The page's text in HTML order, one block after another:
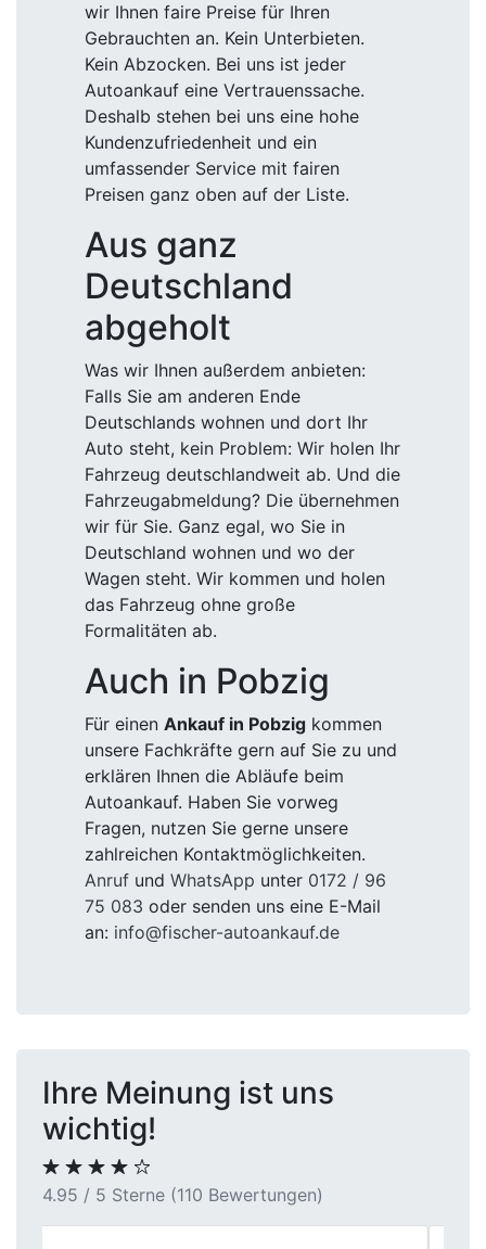
wir Ihnen faire Preise für Ihren
Gebrauchten an. Kein Unterbieten.
Kein Abzocken. Bei uns ist jeder
Autoankauf eine Vertrauenssache.
Deshalb stehen bei uns eine hohe
Kundenzufriedenheit und ein
umfassender Service mit fairen
Preisen ganz oben auf der Liste.
Aus ganz
Deutschland
abgeholt
Was wir Ihnen außerdem anbieten:
Falls Sie am anderen Ende
Deutschlands wohnen und dort Ihr
Auto steht, kein Problem: Wir holen Ihr
Fahrzeug deutschlandweit ab. Und die
Fahrzeugabmeldung? Die übernehmen
wir für Sie. Ganz egal, wo Sie in
Deutschland wohnen und wo der
Wagen steht. Wir kommen und holen
das Fahrzeug ohne große
Formalitäten ab.
Auch in Pobzig
Für einen Ankauf in Pobzig kommen
unsere Fachkräfte gern auf Sie zu und
erklären Ihnen die Abläufe beim
Autoankauf. Haben Sie vorweg
Fragen, nutzen Sie gerne unsere
zahlreichen Kontaktmöglichkeiten.
Anruf und WhatsApp unter 0172 / 96
75 083 oder senden uns eine E-Mail
an: info@fischer-autoankauf.de
Ihre Meinung ist uns
wichtig!
4.95 / 5 Sterne (110 Bewertungen)